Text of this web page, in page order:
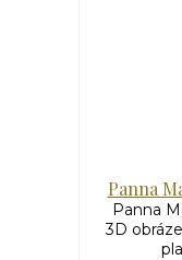
Panna
Panna
3D